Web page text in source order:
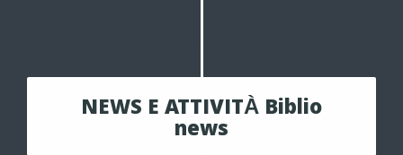
NEWS E ATTIVITÀ Biblio
news